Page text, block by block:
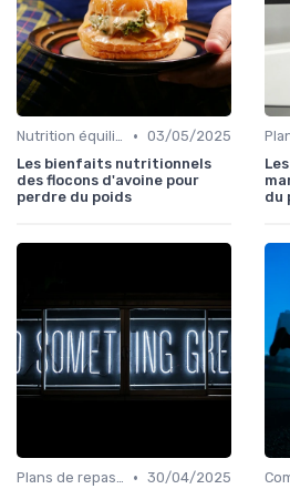
Nutrition équilibrée • 03/05/2025
Les bienfaits nutritionnels
des flocons d'avoine pour
perdre du poids
du
Plans de repas pour la perte de poids • 30/04/2025